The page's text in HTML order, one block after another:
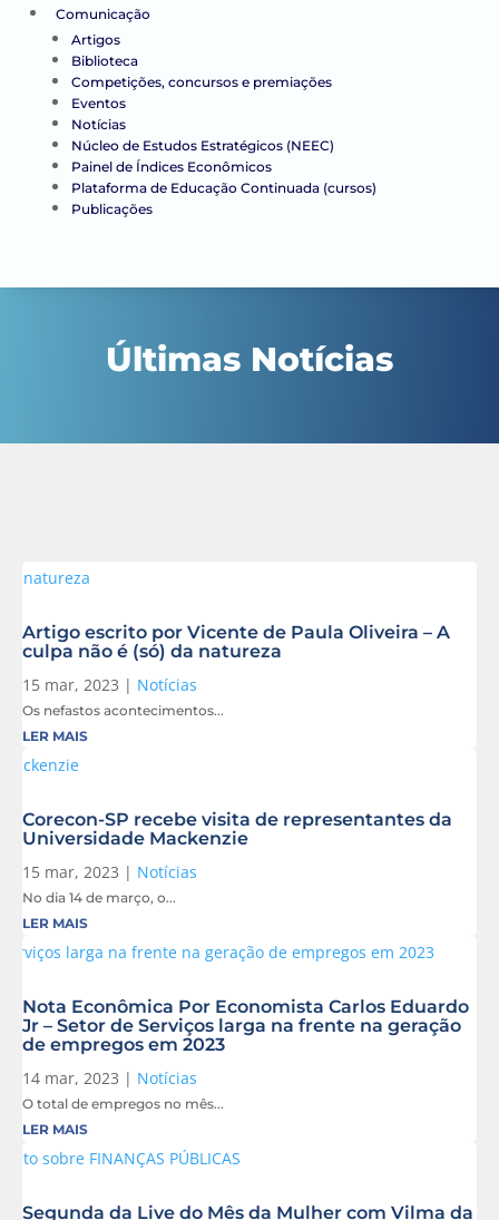
Comunicação
Artigos
Biblioteca
Competições, concursos e premiações
Eventos
Notícias
Núcleo de Estudos Estratégicos (NEEC)
Painel de Índices Econômicos
Plataforma de Educação Continuada (cursos)
Publicações
Últimas Notícias
Artigo escrito por Vicente de Paula Oliveira – A
culpa não é (só) da natureza
15 mar, 2023 | Notícias
Os nefastos acontecimentos...
LER MAIS
Corecon-SP recebe visita de representantes da
Universidade Mackenzie
15 mar, 2023 | Notícias
No dia 14 de março, o...
LER MAIS
Nota Econômica Por Economista Carlos Eduardo
Jr – Setor de Serviços larga na frente na geração
de empregos em 2023
14 mar, 2023 | Notícias
O total de empregos no mês...
LER MAIS
Segunda da Live do Mês da Mulher com Vilma da